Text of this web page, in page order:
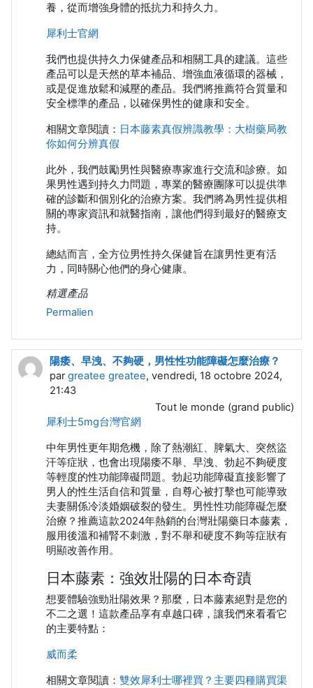
養，從而增強身體的抵抗力和持久力。
犀利士官網
我們也提供持久力保健產品和相關工具的建議。這些
產品可以是天然的草本補品、增強血液循環的器械，
或是促進放鬆和減壓的產品。我們將推薦符合質量和
安全標準的產品，以確保男性的健康和安全。
相關文章閱讀： 日本藤素真假辨識教學：大樹藥局教
你如何分辨真假
此外，我們鼓勵男性與醫療專家進行交流和診療。如
果男性遇到持久力問題，專業的醫療團隊可以提供準
確的診斷和個別化的治療方案。我們將為男性提供相
關的專家資訊和就醫指南，讓他們得到最好的醫療支
持。
總結而言，全方位男性持久保健旨在讓男性更有活
力，同時關心他們的身心健康。
精選產品
Permalien
陽痿、早洩、不夠硬，男性性功能障礙怎麼治療？
pargreatee greatee, vendredi, 18 octobre 2024,
21:43
Tout le monde (grand public)
犀利士5mg台灣官網
中年男性更年期危機，除了熱潮紅、脾氣大、突然盜
汗等症狀，也會出現陽痿不舉、早洩、勃起不夠硬度
等輕度的性功能障礙問題。勃起功能障礙直接影響了
男人的性生活自信和質量，自尊心被打擊也可能導致
夫妻關係冷淡婚姻破裂的發生。男性性功能障礙怎麼
治療？推薦這款2024年熱銷的台灣壯陽藥日本藤素，
服用後溫和補腎不刺激，對不舉和硬度不夠等症狀有
明顯改善作用。
日本藤素：強效壯陽的日本奇蹟
想要體驗強勁壯陽效果？那麼，日本藤素絕對是您的
不二之選！這款產品享有卓越口碑，讓我們來看看它
的主要特點：
威而柔
相關文章閱讀： 雙效犀利士哪裡買？主要四種購買渠